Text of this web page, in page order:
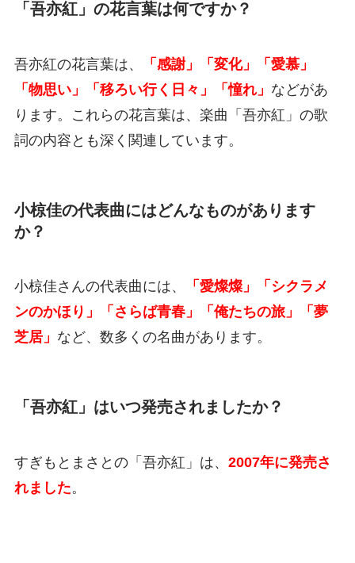
「吾亦紅」の花言葉は何ですか？
吾亦紅の花言葉は、
「感謝」「変化」「愛慕」
「物思い」「移ろい行く日々」「憧れ」 などがあ
ります。これらの花言葉は、楽曲「吾亦紅」の歌
詞の内容とも深く関連しています。
小椋佳の代表曲にはどんなものがあります
か？
小椋佳さんの代表曲には、
「愛燦燦」「シクラメ
ンのかほり」「さらば青春」「俺たちの旅」「夢
芝居」 など、数多くの名曲があります。
「吾亦紅」はいつ発売されましたか？
すぎもとまさとの「吾亦紅」は、 2007年に発売さ
れました。